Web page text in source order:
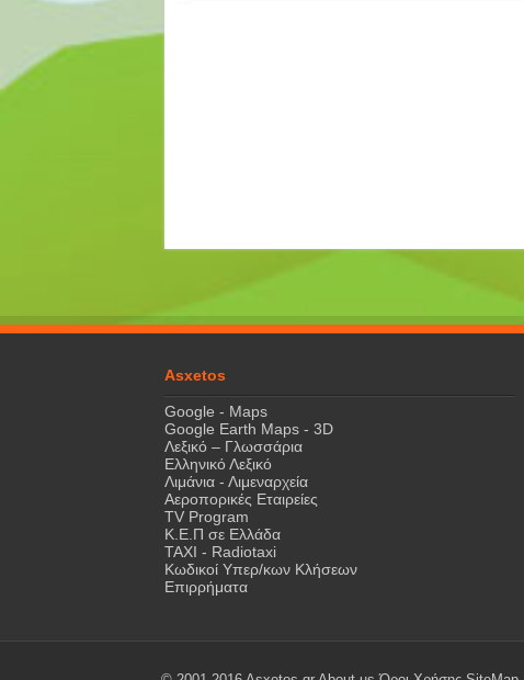
Asxetos
Google - Maps
Google Earth Maps - 3D
Λεξικό – Γλωσσάρια
Ελληνικό Λεξικό
Λιμάνια - Λιμεναρχεία
Αεροπορικές Εταιρείες
TV Program
Κ.Ε.Π σε Ελλάδα
ΤΑΧΙ - Radiotaxi
Κωδικοί Υπερ/κων Κλήσεων
Επιρρήματα